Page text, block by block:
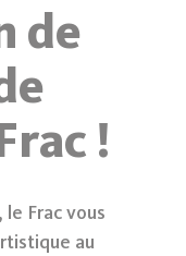
de
!
Frac vous
au